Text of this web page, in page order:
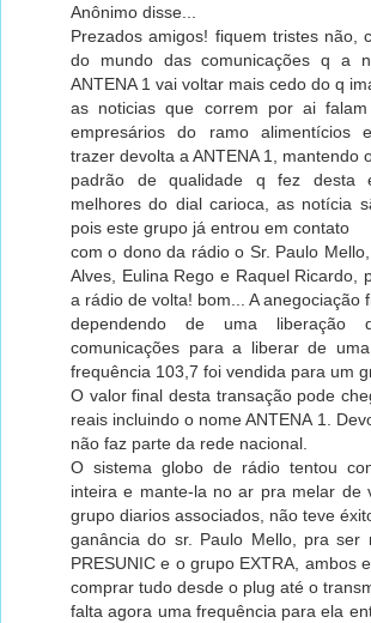
Anônimo disse...
Prezados amigos! fiquem tristes não,
do mundo das comunicações q a
ANTENA 1 vai voltar mais cedo do q
as noticias que correm por ai
empresários do ramo alimentícios
trazer devolta a ANTENA 1, mantendo
padrão de qualidade q fez desta
melhores do dial carioca, as notícia
pois este grupo já entrou em contato
com o dono da rádio o Sr. Paulo
Alves, Eulina Rego e Raquel Ricardo,
a rádio de volta! bom... A anegociação
dependendo de uma liberação
comunicações para a liberar de
frequência 103,7 foi vendida para um
O valor final desta transação pode
reais incluindo o nome ANTENA 1.
não faz parte da rede nacional.
O sistema globo de rádio tentou
inteira e mante-la no ar pra melar de
grupo diarios associados, não teve
ganância do sr. Paulo Mello, pra ser
PRESUNIC e o grupo EXTRA, ambos
comprar tudo desde o plug até o
falta agora uma frequência para ela